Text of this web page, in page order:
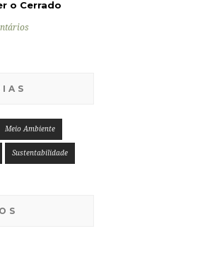
o Cerrado
Meio Ambiente
Sustentabilidade